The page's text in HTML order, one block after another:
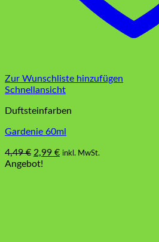
Zur Wunschliste hinzufügen
Schnellansicht
Duftsteinfarben
Gardenie 60ml
4,49€ Ursprünglicher
Preis
2,99 €Aktueller
inkl. MwSt.
Angebot!